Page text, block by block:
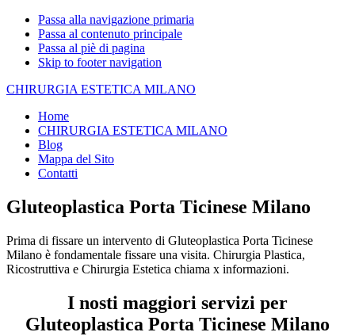
Passa alla navigazione primaria
Passa al contenuto principale
Passa al piè di pagina
Skip to footer navigation
CHIRURGIA ESTETICA MILANO
Home
CHIRURGIA ESTETICA MILANO
Blog
Mappa del Sito
Contatti
Gluteoplastica Porta Ticinese Milano
Prima di fissare un intervento di Gluteoplastica Porta Ticinese
Milano è fondamentale fissare una visita. Chirurgia Plastica,
Ricostruttiva e Chirurgia Estetica chiama x informazioni.
I nosti maggiori servizi per
Gluteoplastica Porta Ticinese Milano